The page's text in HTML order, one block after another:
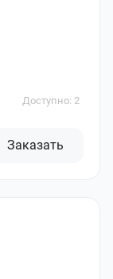
Доступно: 2
Заказать